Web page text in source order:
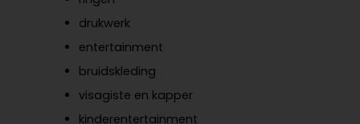
drukwerk
entertainment
bruidskleding
visagiste en kapper
kinderentertainment